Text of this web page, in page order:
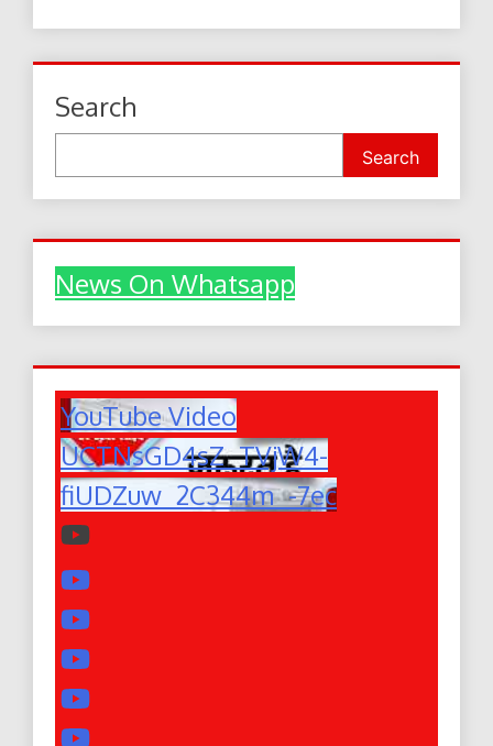
Search
Search
News On Whatsapp
YouTube Video
UCTNsGD4sZ_TVjW4-
fiUDZuw_2C344m_-7ec